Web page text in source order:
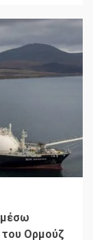
μέσω
Ορμούζ